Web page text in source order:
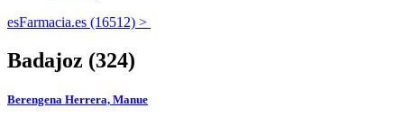
esFarmacia.es (16512) >
Badajoz (324)
Berengena Herrera, Manue